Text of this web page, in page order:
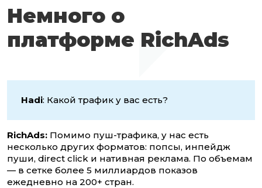
Немного о
платформе RichAds
Hadi: Какой трафик у вас есть?
RichAds: Помимо пуш-трафика, у нас есть
несколько других форматов: попсы, инпейдж
пуши, direct click и нативная реклама. По объемам
— в сетке более 5 миллиардов показов
ежедневно на 200+ стран.